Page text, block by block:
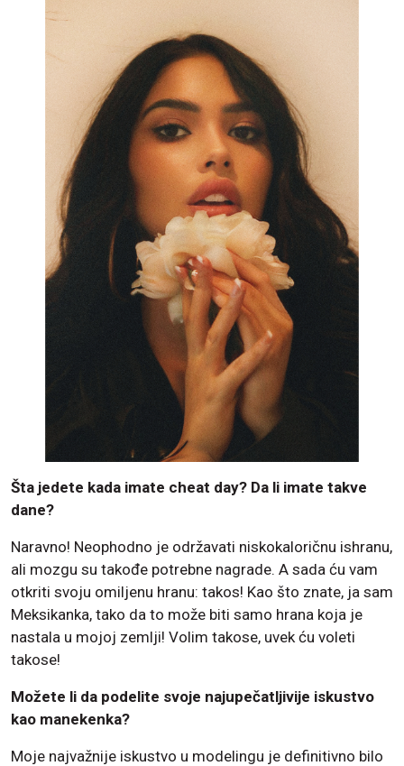
Šta jedete kada imate cheat day? Da li imate takve
dane?
Naravno! Neophodno je održavati niskokaloričnu ishranu,
ali mozgu su takođe potrebne nagrade. A sada ću vam
otkriti svoju omiljenu hranu: takos! Kao što znate, ja sam
Meksikanka, tako da to može biti samo hrana koja je
nastala u mojoj zemlji! Volim takose, uvek ću voleti
takose!
Možete li da podelite svoje najupečatljivije iskustvo
kao manekenka?
Moje najvažnije iskustvo u modelingu je definitivno bilo